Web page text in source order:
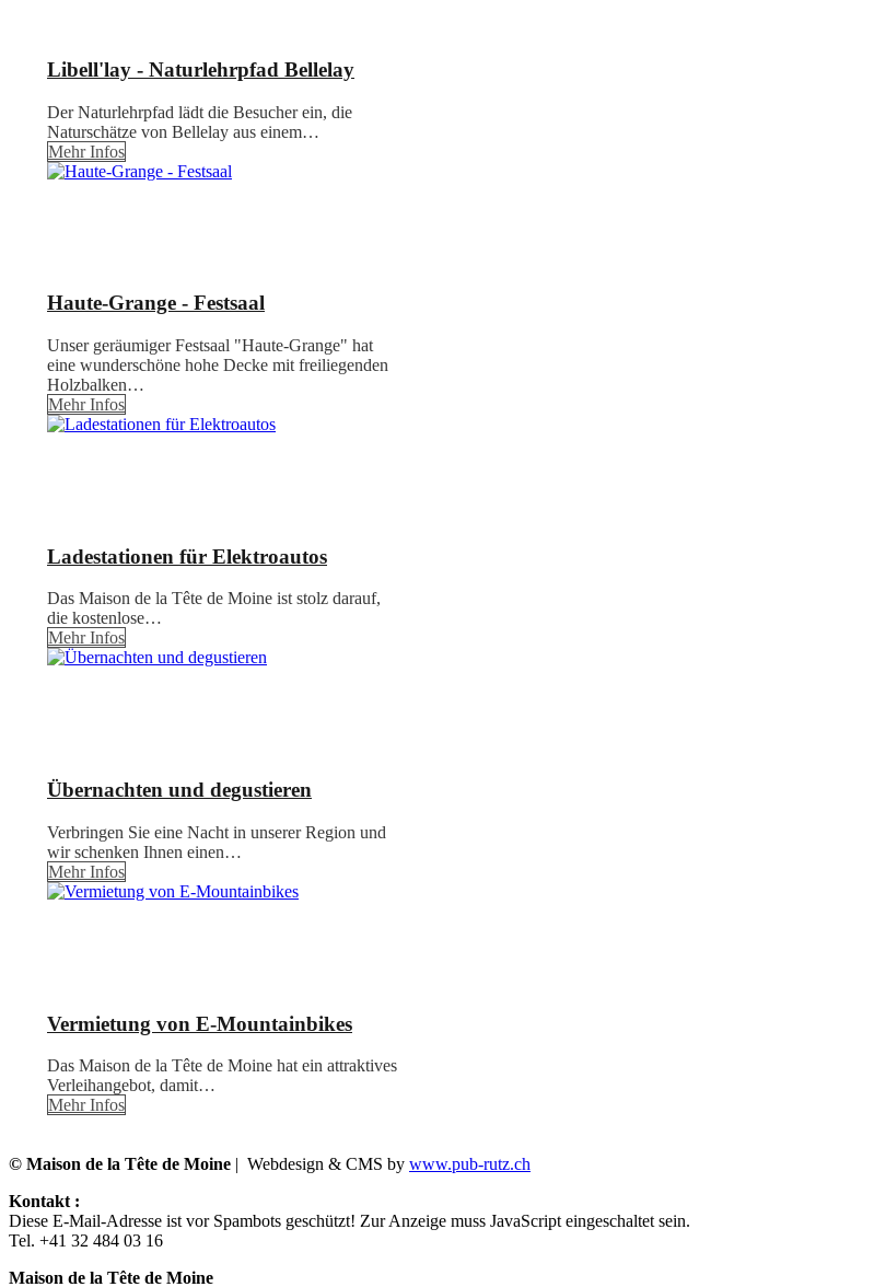
Libell'lay - Naturlehrpfad Bellelay
Der Naturlehrpfad lädt die Besucher ein, die
Naturschätze von Bellelay aus einem…
Mehr Infos
Haute-Grange - Festsaal
Unser geräumiger Festsaal "Haute-Grange" hat
eine wunderschöne hohe Decke mit freiliegenden
Holzbalken…
Mehr Infos
Ladestationen für Elektroautos
Das Maison de la Tête de Moine ist stolz darauf,
die kostenlose…
Mehr Infos
Übernachten und degustieren
Verbringen Sie eine Nacht in unserer Region und
wir schenken Ihnen einen…
Mehr Infos
Vermietung von E-Mountainbikes
Das Maison de la Tête de Moine hat ein attraktives
Verleihangebot, damit…
Mehr Infos
© Maison de la Tête de Moine | Webdesign & CMS by www.pub-rutz.ch
Kontakt :
Diese E-Mail-Adresse ist vor Spambots geschützt! Zur Anzeige muss JavaScript eingeschaltet sein.
Tel. +41 32 484 03 16
Maison de la Tête de Moine